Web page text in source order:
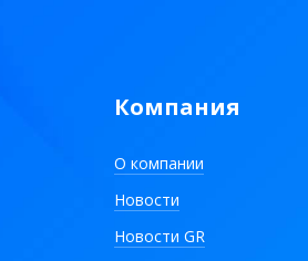
Компания
О компании
Новости
Новости GR